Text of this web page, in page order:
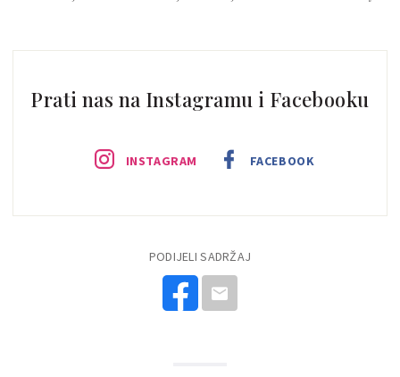
Prati nas na Instagramu i Facebooku
INSTAGRAM FACEBOOK
PODIJELI SADRŽAJ